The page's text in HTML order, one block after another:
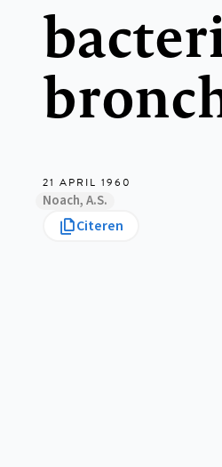
21 APRIL 1960
Noach, A.S.
Citeren